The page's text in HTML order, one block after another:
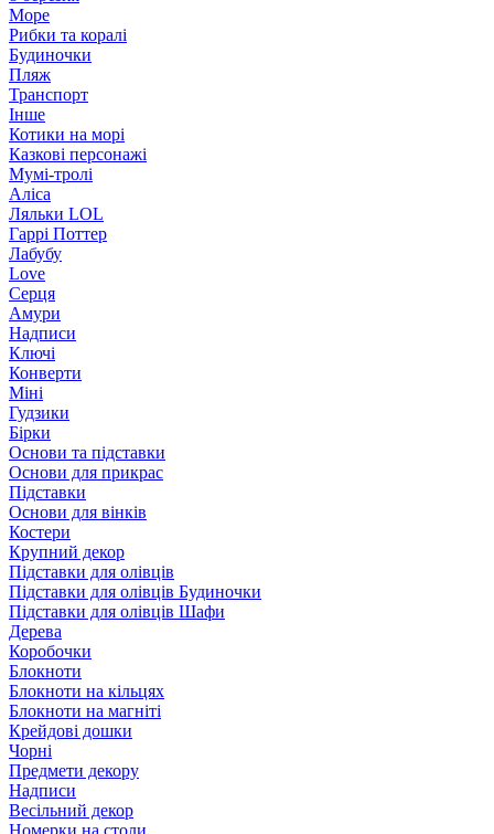
Море
Рибки та коралі
Будиночки
Пляж
Транспорт
Інше
Котики на морі
Казкові персонажі
Мумі-тролі
Аліса
Ляльки LOL
Гаррі Поттер
Лабубу
Love
Серця
Амури
Надписи
Ключі
Конверти
Міні
Гудзики
Бірки
Основи та підставки
Основи для прикрас
Підставки
Основи для вінків
Костери
Крупний декор
Підставки для олівців
Підставки для олівців Будиночки
Підставки для олівців Шафи
Дерева
Коробочки
Блокноти
Блокноти на кільцях
Блокноти на магніті
Крейдові дошки
Чорні
Предмети декору
Надписи
Весільний декор